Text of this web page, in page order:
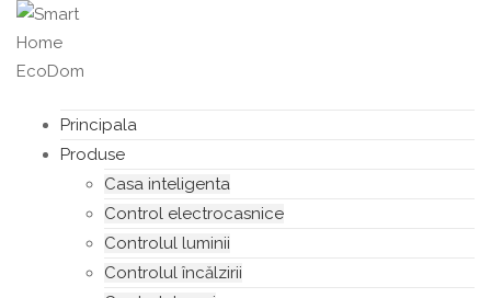
Principala
Produse
Casa inteligenta
Control electrocasnice
Controlul luminii
Controlul încălzirii